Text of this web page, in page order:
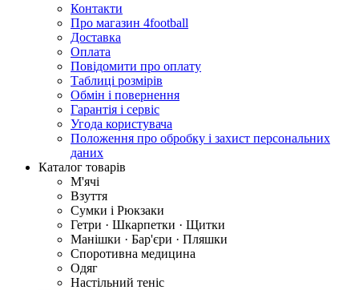
Контакти
Про магазин 4football
Доставка
Оплата
Повідомити про оплату
Таблиці розмірів
Обмін і повернення
Гарантія і сервіс
Угода користувача
Положення про обробку і захист персональних
даних
Каталог товарів
М'ячі
Взуття
Сумки і Рюкзаки
Гетри · Шкарпетки · Щитки
Манішки · Бар'єри · Пляшки
Споротивна медицина
Одяг
Настільний теніс